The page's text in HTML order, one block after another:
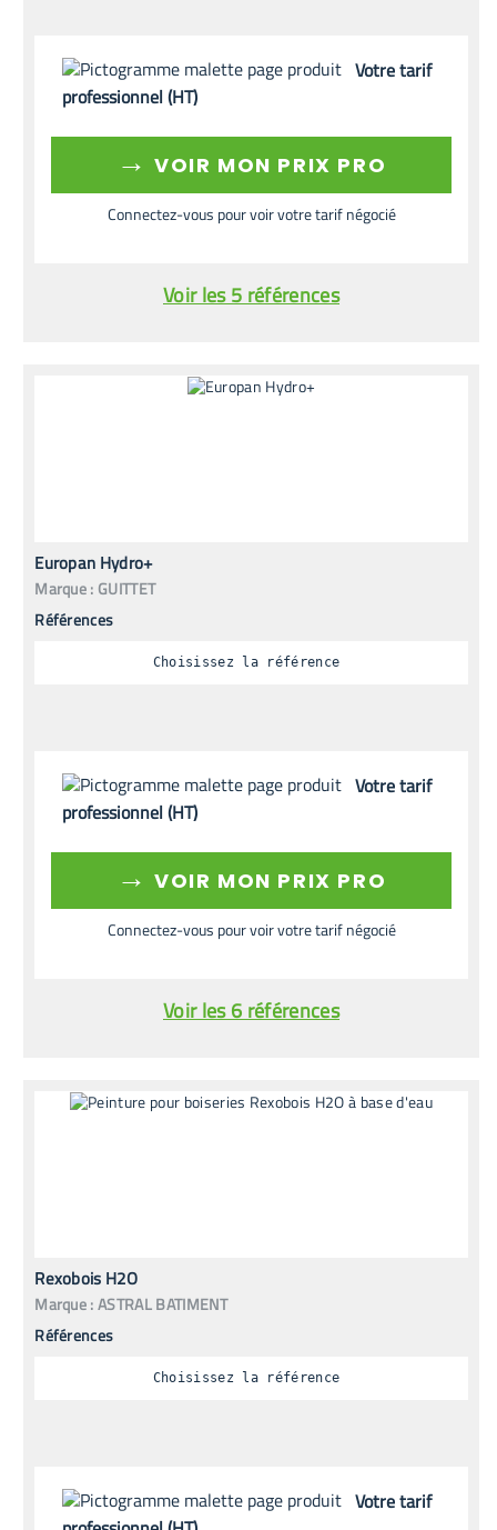
Votre tarif
professionnel (HT)
→ VOIR MON PRIX PRO
Connectez-vous pour voir votre tarif négocié
Voir les 5 références
Europan Hydro+
Marque : GUITTET
Références
Choisissez la référence
Votre tarif
professionnel (HT)
→ VOIR MON PRIX PRO
Connectez-vous pour voir votre tarif négocié
Voir les 6 références
Rexobois H2O
Marque :ASTRAL BATIMENT
Références
Choisissez la référence
Votre tarif